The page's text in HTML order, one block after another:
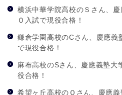
横浜中華学院高校のＳさん、
Ｏ入試で現役合格！
鎌倉学園高校のCさん、慶應義
で現役合格！
麻布高校のSさん、慶應義塾大
役合格！
希望ヶ丘高校のＯさん、慶應